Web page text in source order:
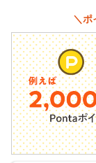
＼ポ